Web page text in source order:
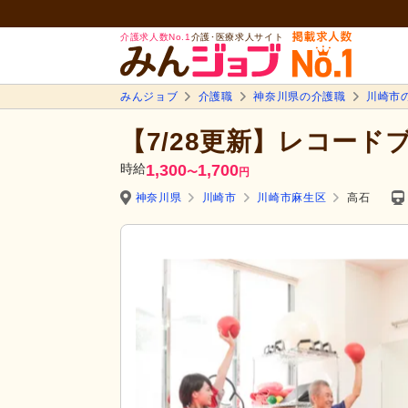
介護求人数No.1 介護･医療求人サイト
みんジョブ 介護職 神奈川県の介護職 川崎市
【7/28更新】レコード
時給1,300〜1,700円
神奈川県
川崎市 川崎市麻生区 高石